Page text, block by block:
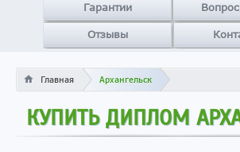
Гарантии
Отзывы
Главная Архангельск
КУПИТЬ ДИПЛОМ